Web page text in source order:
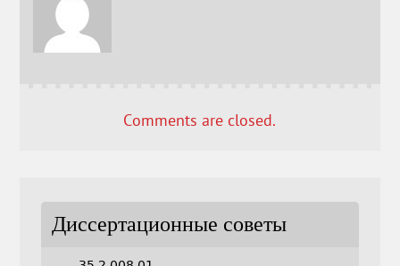
Comments are closed.
Диссертационные советы